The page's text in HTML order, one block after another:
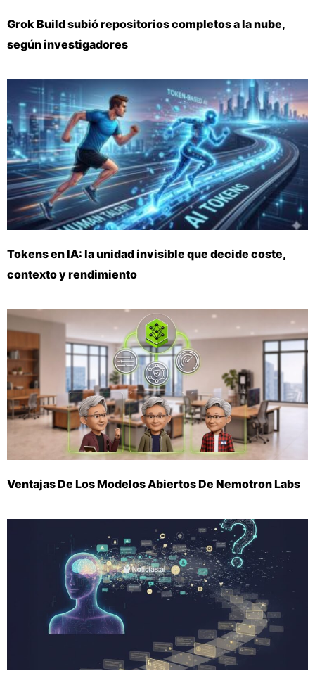
Grok Build subió repositorios completos a la nube,
según investigadores
Tokens en IA: la unidad invisible que decide coste,
contexto y rendimiento
Ventajas De Los Modelos Abiertos De Nemotron Labs